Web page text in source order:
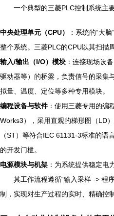
一个典型的三菱PLC控制系统主
中央处理单元（CPU）
：系统的“大
整个系统。三菱PLC的CPU以其扫描
输入/输出（I/O）模块 ：连接现场设
驱动器等）的桥梁，负责信号的采集
拟量、温度、定位等多种专用模块。
编程设备与软件：使用三菱专用的编
Works3），采用直观的梯形图（LD
（ST）等符合IEC 61131-3标准的
的开发门槛。
电源模块与机架 ：为系统提供稳定电
其工作流程遵循“输入采样 -> 程
制，实现对生产过程的实时、精确控制